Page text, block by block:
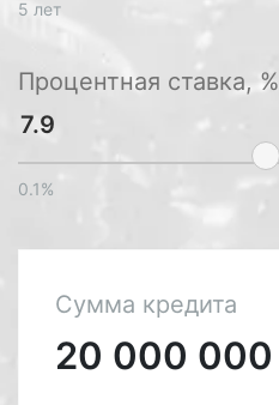
5 лет
Процентная ставка, %
0.1%
Сумма кредита
20 000 000